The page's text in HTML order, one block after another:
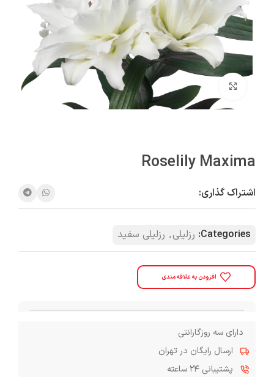
بزرگنمایی تصویر
Roselily Maxima
اشتراک گذاری:
Categories: رزلیلی, رزلیلی سفید
افزودن به علاقه مندی
دارای سه روزگارانتی
ارسال رایگان در تهران
پشتیبانی ۲۴ ساعته